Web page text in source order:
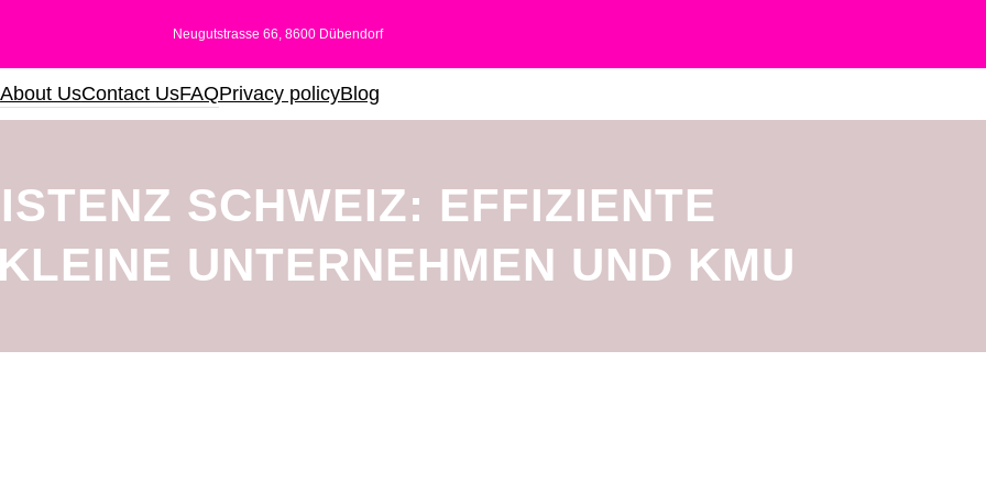
Neugutstrasse 66, 8600 Dübendorf
About UsContact UsFAQPrivacy policyBlog
SCHWEIZ: EFFIZIENTE
UNTERNEHMEN UND KMU